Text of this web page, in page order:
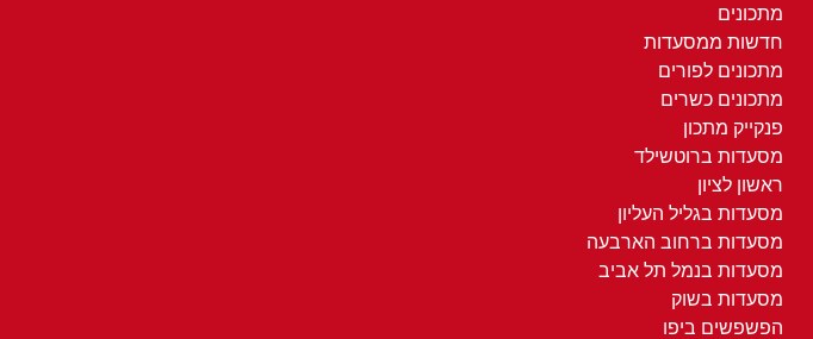
מתכונים
חדשות ממסעדות
מתכונים לפורים
מתכונים כשרים
פנקייק מתכון
מסעדות ברוטשילד
ראשון לציון
מסעדות בגליל העליון
מסעדות ברחוב הארבעה
מסעדות בנמל תל אביב
מסעדות בשוק
הפשפשים ביפו